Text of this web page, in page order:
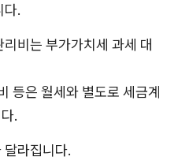
다.
비는 부가가치세 과세 대
등은 월세와 별도로 세금계
.
라집니다.